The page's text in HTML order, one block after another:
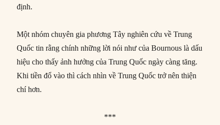
định.
Một nhóm chuyên gia phương Tây nghiên cứu về Trung
Quốc tin rằng chính những lời nói như của Bournous là dấu
hiệu cho thấy ảnh hưởng của Trung Quốc ngày càng tăng.
Khi tiền đổ vào thì cách nhìn về Trung Quốc trở nên thiện
chí hơn.
***